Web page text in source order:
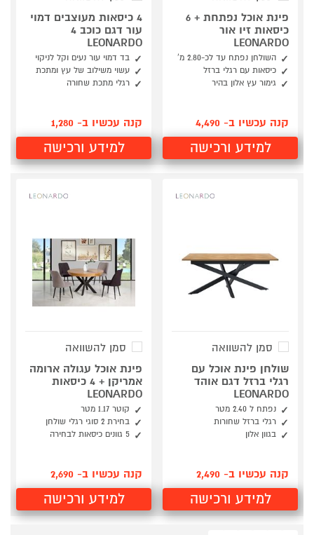
פינת אוכל נפתחת + 6
כיסאות זיו אור
LEONARDO
השולחן נפתח עד לכ-2.80 מ’
כיסאות עם רגלי ברזל
גימור עץ אלון בהיר
קנה עכשיו ב- 4,490
למידע ורכישה
4 כיסאות מעוצבים דמוי
עור דגם כוכב 4
LEONARDO
בד דמוי עור נעים וקל לניקוי
עשוי משילוב של עץ ומתכת
רגלי מתכת שחורה
קנה עכשיו ב- 1,280
למידע ורכישה
סמן להשוואה
שולחן פינת אוכל עם
רגלי ברזל דגם אוהד
LEONARDO
נפתח ל 2.40 מטר
רגלי ברזל שחורות
בגוון אלון
קנה עכשיו ב- 2,490
למידע ורכישה
סמן להשוואה
פינת אוכל עגולה ארומה
אמריקן + 4 כיסאות
LEONARDO
קוטר 1.17 מטר
בחירת 2 סוגי רגלי שולחן
5 גוונים כיסאות לבחירה
קנה עכשיו ב- 2,690
למידע ורכישה